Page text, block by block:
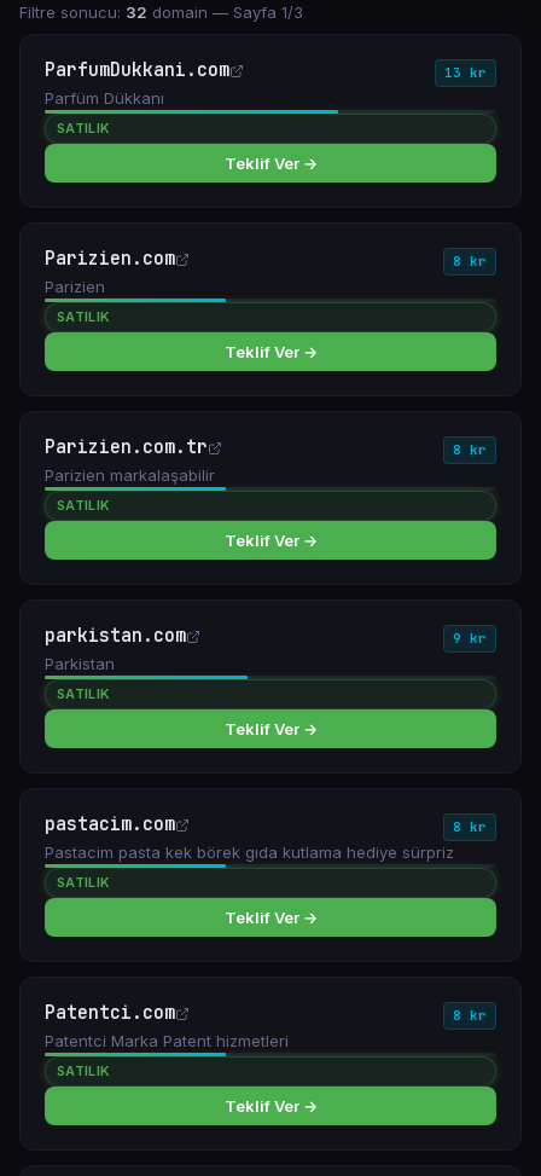
Filtre sonucu: 32 domain — Sayfa 1/3
ParfumDukkani.com 13 kr
Parfüm Dükkanı
SATILIK
Teklif Ver →
Parizien.com 8 kr
Parizien
SATILIK
Teklif Ver →
Parizien.com.tr 8 kr
Parizien markalaşabilir
SATILIK
Teklif Ver →
parkistan.com 9 kr
Parkistan
SATILIK
Teklif Ver →
pastacim.com 8 kr
Pastacim pasta kek börek gıda kutlama hediye sürpriz
SATILIK
Teklif Ver →
Patentci.com 8 kr
Patentci Marka Patent hizmetleri
SATILIK
Teklif Ver →